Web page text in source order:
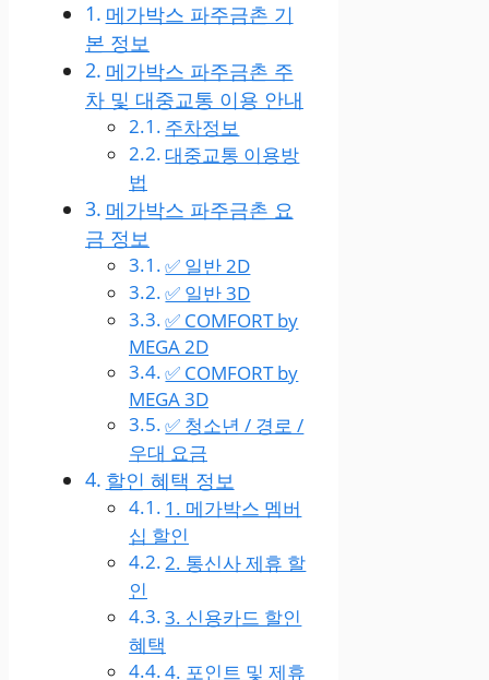
메가박스 파주금촌 기
본 정보
메가박스 파주금촌 주
차 및 대중교통 이용 안내
주차정보
대중교통 이용방
법
메가박스 파주금촌 요
금 정보
✅ 일반 2D
✅ 일반 3D
✅ COMFORT by
MEGA 2D
✅ COMFORT by
MEGA 3D
✅ 청소년 / 경로 /
우대 요금
할인 혜택 정보
1. 메가박스 멤버
십 할인
2. 통신사 제휴 할
인
3. 신용카드 할인
혜택
4. 포인트 및 제휴